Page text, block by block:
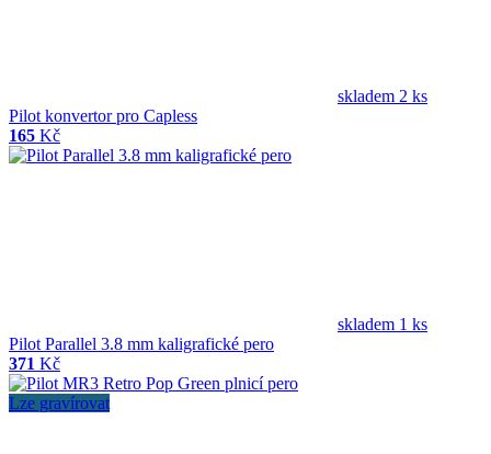
skladem 2 ks
Pilot konvertor pro Capless
165 Kč
skladem 1 ks
Pilot Parallel 3.8 mm kaligrafické pero
371 Kč
Lze gravírovat